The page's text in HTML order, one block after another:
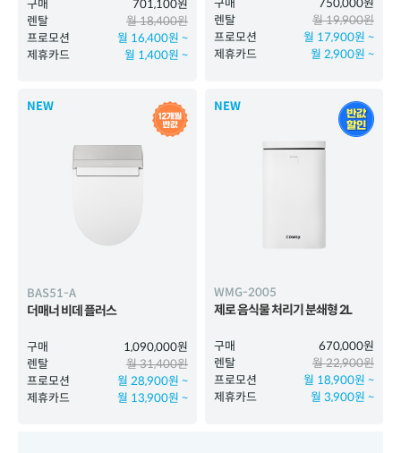
구매
701,100원
렌탈
월 18,400원
프로모션
월 16,400원 ~
제휴카드
월 1,400원 ~
렌탈
월 19,900원
프로모션
월 17,900원 ~
제휴카드
월 2,900원 ~
NEW
BAS51-A
더매너 비데 플러스
구매
1,090,000원
렌탈
월 31,400원
프로모션
월 28,900원 ~
제휴카드
월 13,900원 ~
NEW
WMG-2005
제로 음식물 처리기 분쇄형 2L
구매
670,000원
렌탈
월 22,900원
프로모션
월 18,900원 ~
제휴카드
월 3,900원 ~